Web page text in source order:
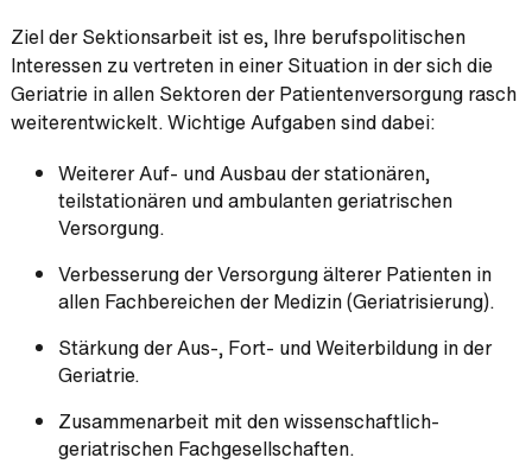
Ziel der Sektionsarbeit ist es, Ihre berufspolitischen
Interessen zu vertreten in einer Situation in der sich die
Geriatrie in allen Sektoren der Patientenversorgung rasch
weiterentwickelt. Wichtige Aufgaben sind dabei:
Weiterer Auf- und Ausbau der stationären,
teilstationären und ambulanten geriatrischen
Versorgung.
Verbesserung der Versorgung älterer Patienten in
allen Fachbereichen der Medizin (Geriatrisierung).
Stärkung der Aus-, Fort- und Weiterbildung in der
Geriatrie.
Zusammenarbeit mit den wissenschaftlich-
geriatrischen Fachgesellschaften.